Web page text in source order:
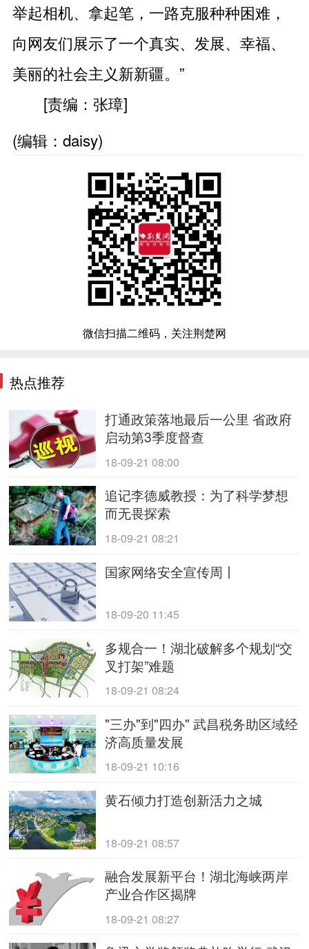
举起相机、拿起笔，一路克服种种困难，
向网友们展示了一个真实、发展、幸福、
美丽的社会主义新新疆。”
[责编：张璋]
(编辑：daisy)
微信扫描二维码，关注荆楚网
热点推荐
打通政策落地最后一公里 省政府
启动第3季度督查
18-09-21 08:00
追记李德威教授：为了科学梦想
而无畏探索
18-09-21 08:21
国家网络安全宣传周丨
18-09-20 11:45
多规合一！湖北破解多个规划“交
叉打架”难题
18-09-21 08:24
"三办"到"四办" 武昌税务助区域经
济高质量发展
18-09-21 10:16
黄石倾力打造创新活力之城
18-09-21 08:57
融合发展新平台！湖北海峡两岸
产业合作区揭牌
18-09-21 08:27